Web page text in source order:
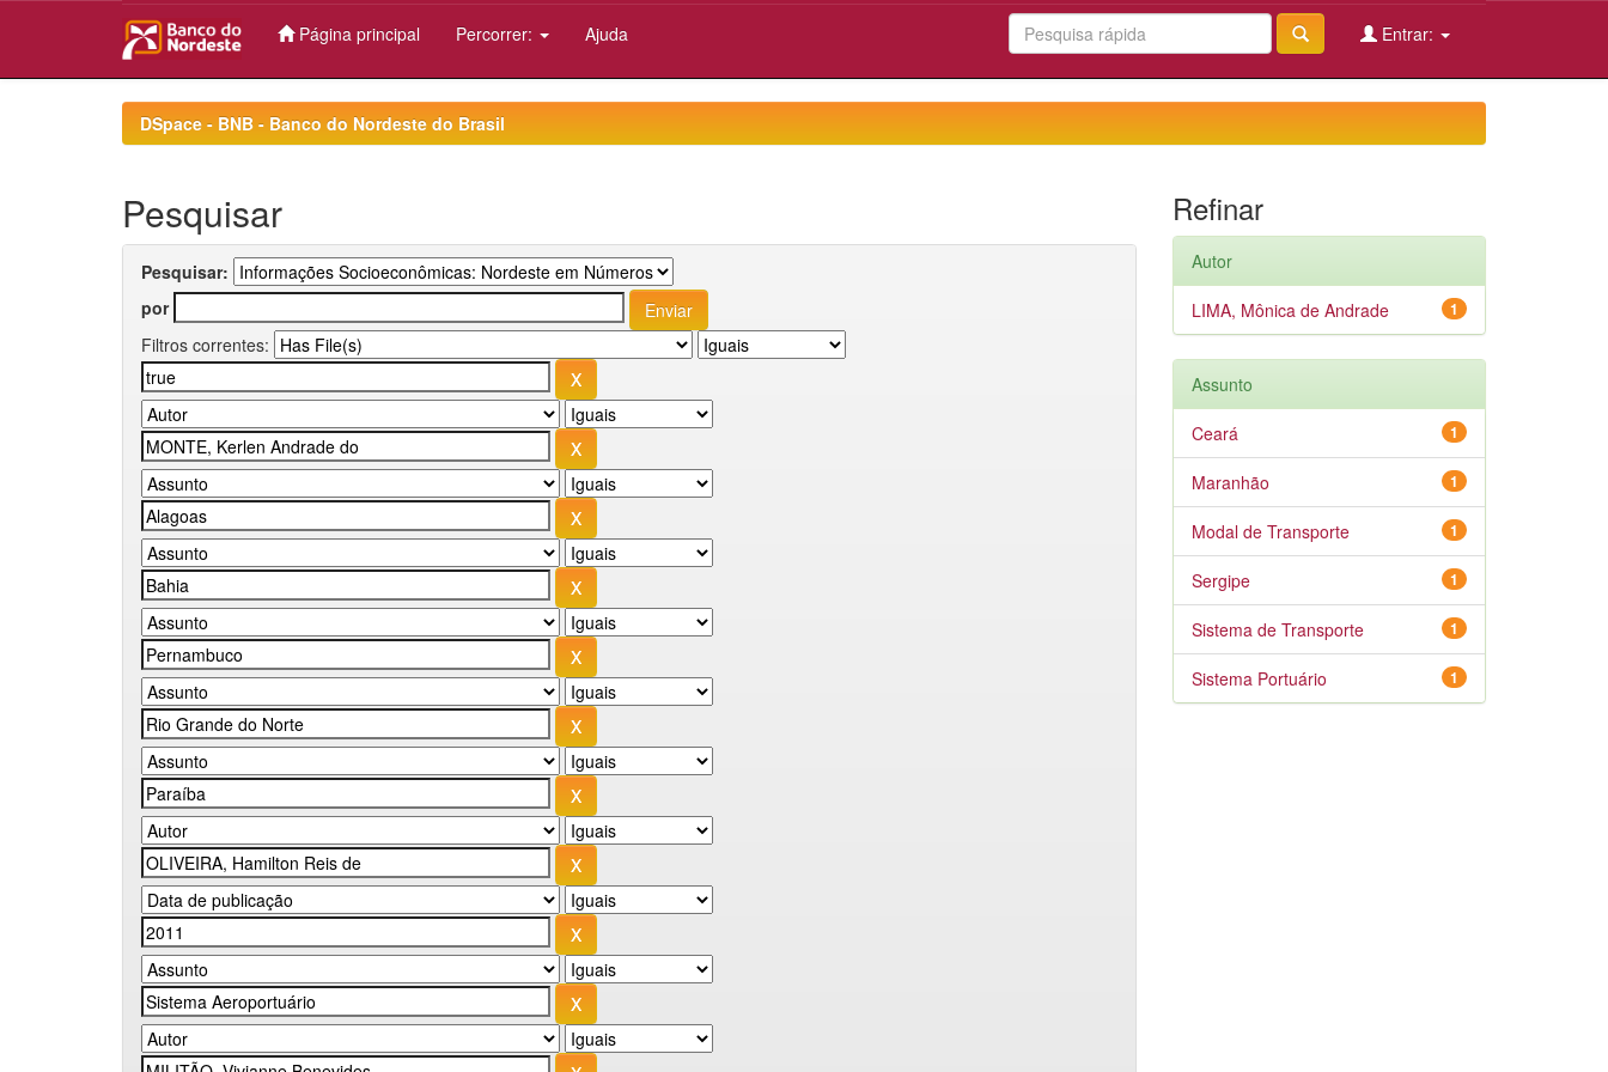
Página principal Percorrer: Ajuda Entrar:
DSpace - BNB - Banco do Nordeste do Brasil
Pesquisar
Pesquisar:
por
Filtros correntes:
Refinar
Autor
1
LIMA, Mônica de Andrade
Assunto
1
Ceará
1
Maranhão
1
Modal de Transporte
1
Sergipe
1
Sistema de Transporte
1
Sistema Portuário